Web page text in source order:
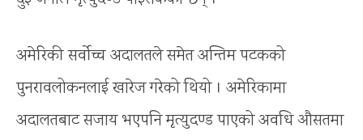
अमेरिकी सर्वोच्च अदालतले समेत अन्तिम पटकको
पुनरावलोकनलाई खारेज गरेको थियो । अमेरिकामा
अदालतबाट सजाय भएपनि मृत्युदण्ड पाएको अवधि औसतमा